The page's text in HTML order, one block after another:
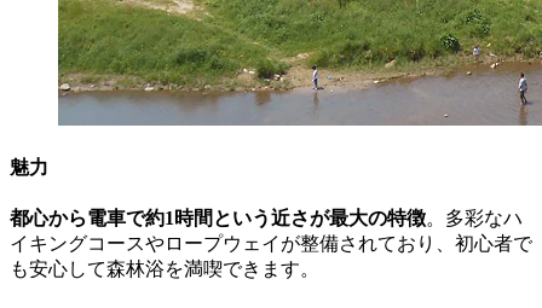
魅力
都心から電車で約1時間という近さが最大の特徴。多彩なハ
イキングコースやロープウェイが整備されており、初心者で
も安心して森林浴を満喫できます。